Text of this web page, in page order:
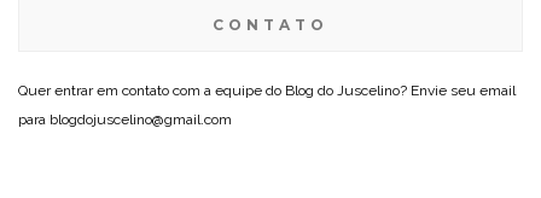
CONTATO
Quer entrar em contato com a equipe do Blog do Juscelino? Envie seu email
para blogdojuscelino@gmail.com